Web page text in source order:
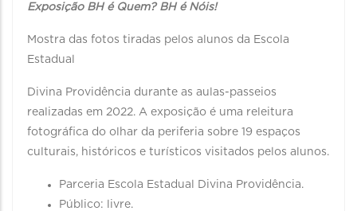
Exposição BH é Quem? BH é Nóis!
Mostra das fotos tiradas pelos alunos da Escola
Estadual
Divina Providência durante as aulas-passeios
realizadas em 2022. A exposição é uma releitura
fotográfica do olhar da periferia sobre 19 espaços
culturais, históricos e turísticos visitados pelos alunos.
Parceria Escola Estadual Divina Providência.
Público: livre.